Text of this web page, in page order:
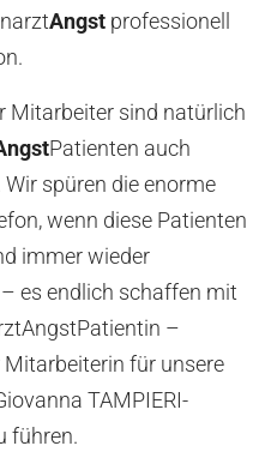
Angst professionell
Mitarbeiter sind natürlich
Patienten auch
spüren die enorme
wenn diese Patienten
immer wieder
es endlich schaffen mit
–
Mitarbeiterin für unsere
TAMPIERI-
führen.